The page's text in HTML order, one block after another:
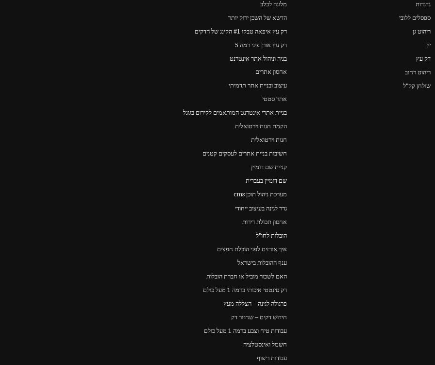
מלונה לכלב
הדשא של השכן ירוק יותר
דק עץ איפאה טבקו #1 הקינג של הדקים
דק עץ אורן פיני רמה 5
בניה וניהול אתר אינטרנט
אחסון אתרים
עיצוב ובניית אתר תדמיתי
אתר סטטי
בניית אתרי אינטרנט המותאמים לקידום בגוגל
הקמת חנות וירטואלית
חנות וירטואלית
חשיבות בניית אתרים לעסקים קטנים
קניית שם דומיין
שם דומיין בעברית
מערכת ניהול תוכן cms
גדר לגינה בעיצוב ייחודי
אחסון תכולת דירות
הובלות לחו"ל
איך אורזים לפני הובלת חפצים
ענף ההובלות בישראל
האם לשכור מוביל או חברת הובלות
דק סינטטי איכותי ברמה 1 מעל כולם
פרגולה לגינה – הצללה מעץ
חידוש דקים – שחזור דק
עבודות טיח וצבע ברמה 1 מעל כולם
חשמל ואינסטלציה
עבודות ריצוף
נדנדות
ספסלים ללובי
ריהוט גן
יין
דק עץ
ריהוט רחוב
שולחן קק"ל